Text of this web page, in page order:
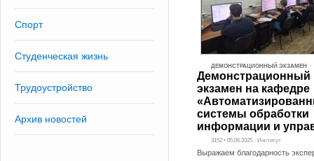
Спорт
Студенческая жизнь
Трудоустройство
Архив новостей
ДЕМОНСТРАЦИОННЫЙ ЭКЗАМЕН
Демонстрационный
экзамен на кафедре
системы обработки
информации и
3152 • 05.06.2025 - Институт
Выражаем благодарность